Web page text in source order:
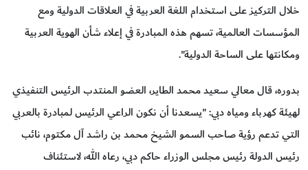
خلال التركيز على استخدام اللغة العربية في العلاقات الدولية ومع
المؤسسات العالمية، تسهم هذه المبادرة في إعلاء شأن الهوية العربية
ومكانتها على الساحة الدولية".
بدوره، قال معالي سعيد محمد الطاير، العضو المنتدب الرئيس التنفيذي
لهيئة كهرباء ومياه دبي: "يسعدنا أن نكون الراعي الرئيس لمبادرة بالعربي
التي تدعم رؤية صاحب السمو الشيخ محمد بن راشد آل مكتوم، نائب
رئيس الدولة رئيس مجلس الوزراء حاكم دبي، رعاه الله، لاستئناف